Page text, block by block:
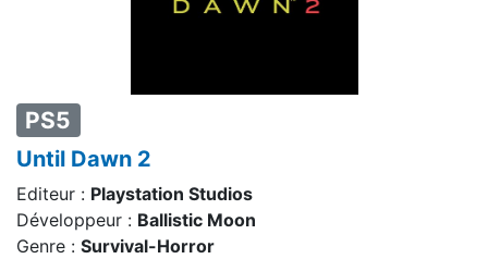
PS5
Until Dawn 2
Editeur : Playstation Studios
Développeur : Ballistic Moon
Genre : Survival-Horror